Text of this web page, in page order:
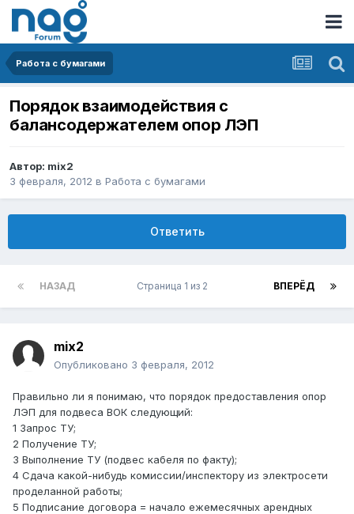
Работа с бумагами
Порядок взаимодействия с
балансодержателем опор ЛЭП
Автор: mix2
3 февраля, 2012 в Работа с бумагами
Ответить
НАЗАД ВПЕРЁД
Страница 1 из 2
mix2
Опубликовано 3 февраля, 2012
Правильно ли я понимаю, что порядок предоставления опор
ЛЭП для подвеса ВОК следующий:
1 Запрос ТУ;
2 Получение ТУ;
3 Выполнение ТУ (подвес кабеля по факту);
4 Сдача какой-нибудь комиссии/инспектору из электросети
проделанной работы;
5 Подписание договора = начало ежемесячных арендных